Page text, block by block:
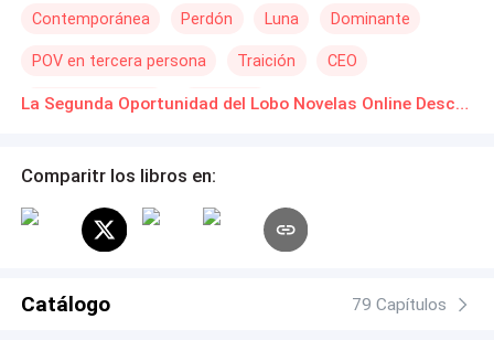
Paso siglos buscando a su «mejor amigo» y juro nunca
conocer a Luz, una joven chica universitaria, “humana” y
con un gran corazón esperando por ser llenado de amor.
nueva pareja y no se equivoca. Luz es desalojada de su
cancelar la renta, aquella noche se encuentra Nero
donde el antiguo lobo siente una fuerte atracción por ella
lo acompañe y lo complazca en todo lo que él desee. Ella
Contemporánea Perdón Luna Dominante
POV en tercera persona Traición CEO
Romance oscuro Venganza La Segunda Oportunidad del Lobo Novelas Online Descarga gratuita de PDF
Comparitr los libros en:
Catálogo 79 Capítulos